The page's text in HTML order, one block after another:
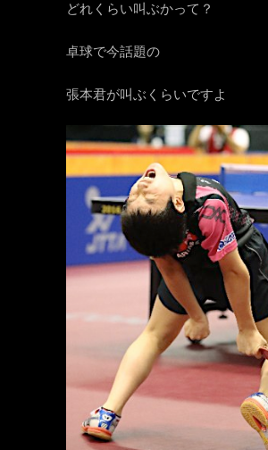
どれくらい叫ぶかって？
卓球で今話題の
張本君が叫ぶくらいですよ